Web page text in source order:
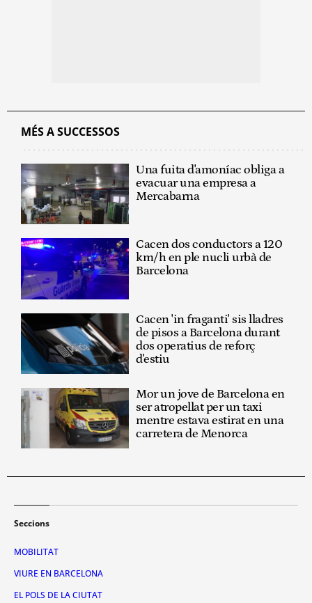
MÉS A SUCCESSOS
Una fuita d'amoníac obliga a
evacuar una empresa a
Mercabarna
Cacen dos conductors a 120
km/h en ple nucli urbà de
Barcelona
Cacen 'in fraganti' sis lladres
de pisos a Barcelona durant
dos operatius de reforç
d'estiu
Mor un jove de Barcelona en
ser atropellat per un taxi
mentre estava estirat en una
carretera de Menorca
Seccions
MOBILITAT
VIURE EN BARCELONA
EL POLS DE LA CIUTAT